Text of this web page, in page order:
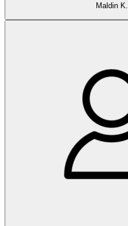
Maldin K.